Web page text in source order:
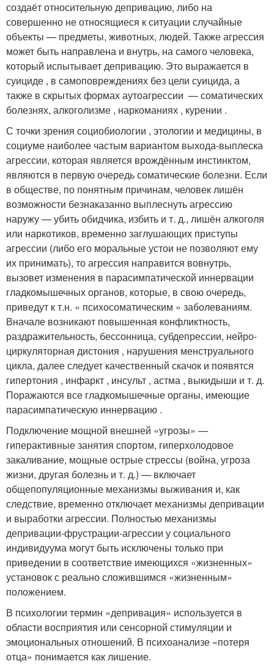
создаёт относительную депривацию, либо на
совершенно не относящиеся к ситуации случайные
объекты — предметы, животных, людей. Также агрессия
может быть направлена и внутрь, на самого человека,
который испытывает депривацию. Это выражается в
суициде , в самоповреждениях без цели суицида, а
также в скрытых формах аутоагрессии — соматических
болезнях, алкоголизме , наркоманиях , курении .
С точки зрения социобиологии , этологии и медицины, в
социуме наиболее частым вариантом выхода-выплеска
агрессии, которая является врождённым инстинктом,
являются в первую очередь соматические болезни. Если
в обществе, по понятным причинам, человек лишён
возможности безнаказанно выплеснуть агрессию
наружу — убить обидчика, избить и т. д., лишён алкоголя
или наркотиков, временно заглушающих приступы
агрессии (либо его моральные устои не позволяют ему
их принимать), то агрессия направится вовнутрь,
вызовет изменения в парасимпатической иннервации
гладкомышечных органов, которые, в свою очередь,
приведут к т.н. « психосоматическим » заболеваниям.
Вначале возникают повышенная конфликтность,
раздражительность, бессонница, субдепрессии, нейро-
циркуляторная дистония , нарушения менструального
цикла, далее следует качественный скачок и появятся
гипертония , инфаркт , инсульт , астма , выкидыши и т. д.
Поражаются все гладкомышечные органы, имеющие
парасимпатическую иннервацию .
Подключение мощной внешней «угрозы» —
гиперактивные занятия спортом, гиперхолодовое
закаливание, мощные острые стрессы (война, угроза
жизни, другая болезнь и т. д.) — включает
общепопуляционные механизмы выживания и, как
следствие, временно отключает механизмы депривации
и выработки агрессии. Полностью механизмы
депривации-фрустрации-агрессии у социального
индивидуума могут быть исключены только при
приведении в соответствие имеющихся «жизненных»
установок с реально сложившимся «жизненным»
положением.
В психологии термин «депривация» используется в
области восприятия или сенсорной стимуляции и
эмоциональных отношений. В психоанализе «потеря
отца» понимается как лишение.